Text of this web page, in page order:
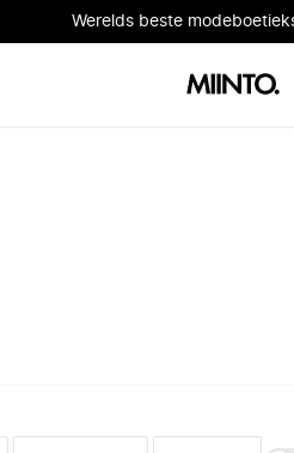
Werelds beste